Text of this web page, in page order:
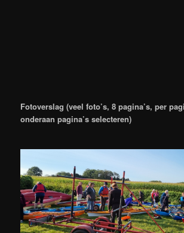
Fotoverslag (veel foto’s, 8 pagina’s, per
onderaan pagina’s selecteren)